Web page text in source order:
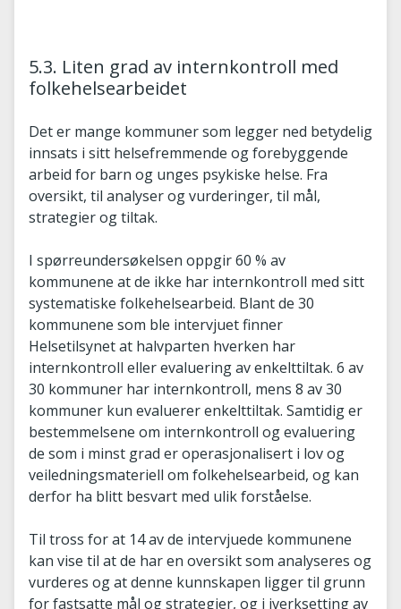
5.3. Liten grad av internkontroll med
folkehelsearbeidet
Det er mange kommuner som legger ned betydelig
innsats i sitt helsefremmende og forebyggende
arbeid for barn og unges psykiske helse. Fra
oversikt, til analyser og vurderinger, til mål,
strategier og tiltak.
I spørreundersøkelsen oppgir 60 % av
kommunene at de ikke har internkontroll med sitt
systematiske folkehelsearbeid. Blant de 30
kommunene som ble intervjuet finner
Helsetilsynet at halvparten hverken har
internkontroll eller evaluering av enkelttiltak. 6 av
30 kommuner har internkontroll, mens 8 av 30
kommuner kun evaluerer enkelttiltak. Samtidig er
bestemmelsene om internkontroll og evaluering
de som i minst grad er operasjonalisert i lov og
veiledningsmateriell om folkehelsearbeid, og kan
derfor ha blitt besvart med ulik forståelse.
Til tross for at 14 av de intervjuede kommunene
kan vise til at de har en oversikt som analyseres og
vurderes og at denne kunnskapen ligger til grunn
for fastsatte mål og strategier, og i iverksetting av